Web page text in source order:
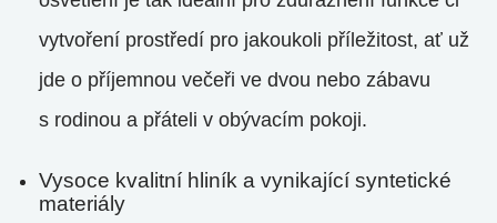
vytvoření prostředí pro jakoukoli příležitost, ať už
jde o příjemnou večeři ve dvou nebo zábavu
s rodinou a přáteli v obývacím pokoji.
Vysoce kvalitní hliník a vynikající syntetické
materiály